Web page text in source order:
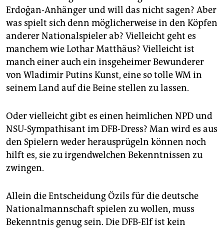
Erdoğan-Anhänger und will das nicht sagen? Aber
was spielt sich denn möglicherweise in den Köpfen
anderer Nationalspieler ab? Vielleicht geht es
manchem wie Lothar Matthäus? Vielleicht ist
manch einer auch ein insgeheimer Bewunderer
von Wladimir Putins Kunst, eine so tolle WM in
seinem Land auf die Beine stellen zu lassen.
Oder vielleicht gibt es einen heimlichen NPD und
NSU-Sympathisant im DFB-Dress? Man wird es aus
den Spielern weder herausprügeln können noch
hilft es, sie zu irgendwelchen Bekenntnissen zu
zwingen.
Allein die Entscheidung Özils für die deutsche
Nationalmannschaft spielen zu wollen, muss
Bekenntnis genug sein. Die DFB-Elf ist kein